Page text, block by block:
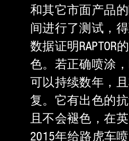
和其它市面产品
间进行了测试，
数据证明RAPTOR
色。若正确喷涂，
可以持续数年，
复。它有出色的
且不会褪色，在
2015年给路虎车